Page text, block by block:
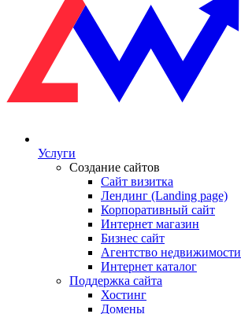
Услуги
Создание сайтов
Сайт визитка
Лендинг (Landing page)
Корпоративный сайт
Интернет магазин
Бизнес сайт
Агентство недвижимости
Интернет каталог
Поддержка сайта
Хостинг
Домены